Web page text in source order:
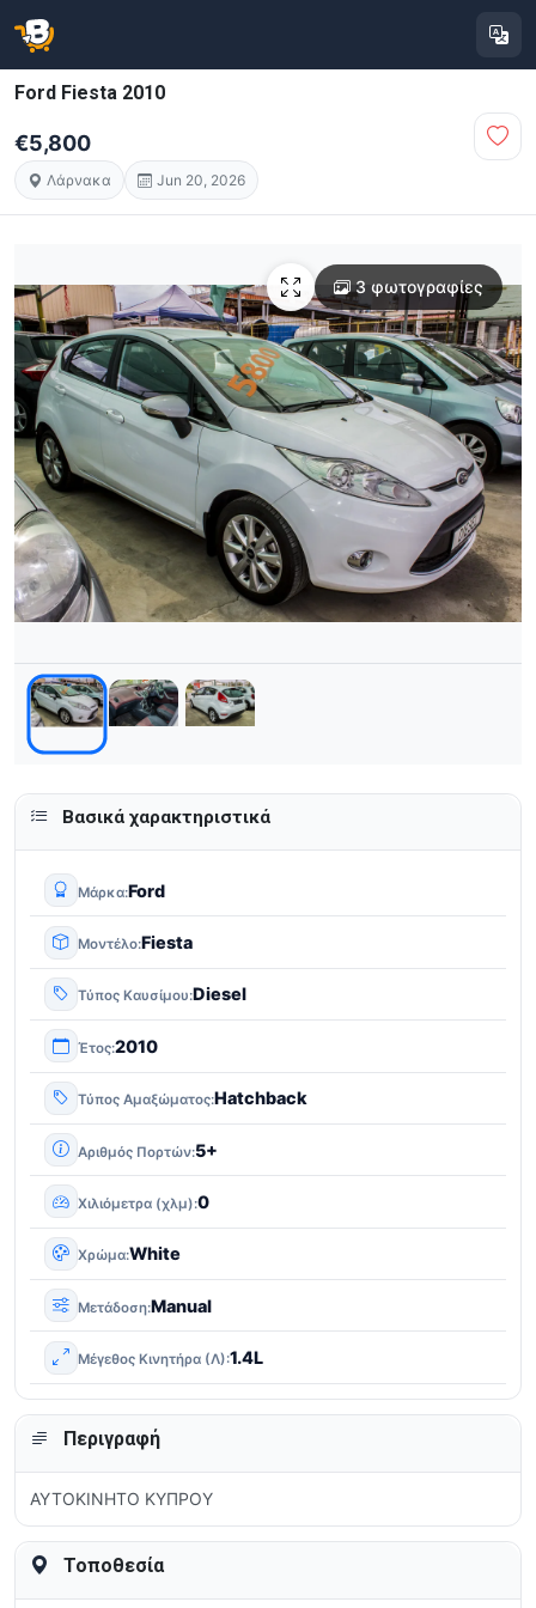
Ford Fiesta 2010
€5,800
Λάρνακα Jun 20, 2026
3 φωτογραφίες
Βασικά χαρακτηριστικά
Μάρκα Ford
Μοντέλο Fiesta
Τύπος Καυσίμου Diesel
Έτος 2010
Τύπος Αμαξώματος Hatchback
Αριθμός Πορτών 5+
Χιλιόμετρα (χλμ) 0
Χρώμα White
Μετάδοση Manual
Μέγεθος Κινητήρα (Λ) 1.4L
Περιγραφή
ΑΥΤΟΚΙΝΗΤΟ ΚΥΠΡΟΥ
Τοποθεσία